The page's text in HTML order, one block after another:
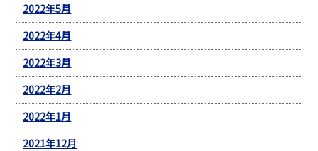
2022年5月
2022年4月
2022年3月
2022年2月
2022年1月
2021年12月